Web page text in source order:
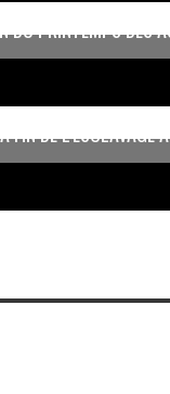
DU PRINTEMPS DES
DE L’ESCLAVAGE